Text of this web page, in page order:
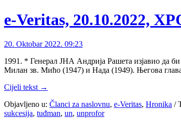
e-Veritas, 20.10.2022,
20. Oktobar 2022. 09:23
1991. * Генерал ЈНА Андрија Рашета изјавио да
Милан зв. Мићо (1947) и Нада (1949). Његова
Cijeli tekst →
Objavljeno u: Članci za naslovnu, e-Veritas, Hronika /
sukcesija, tuđman, un, unprofor